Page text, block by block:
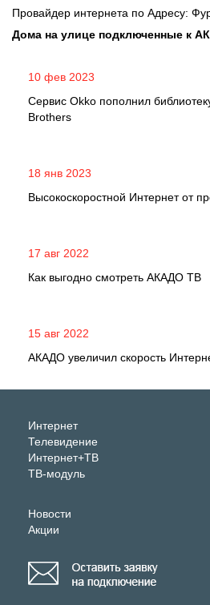
Провайдер интернета по Адресу:
Дома на улице подключенные к
10 фев 2023
Сервис Okko пополнил
Brothers
18 янв 2023
Высокоскоростной Интернет от
17 авг 2022
Как выгодно смотреть АКАДО ТВ
15 авг 2022
АКАДО увеличил скорость
Интернет
Телевидение
Интернет+ТВ
ТВ-модуль
Новости
Акции